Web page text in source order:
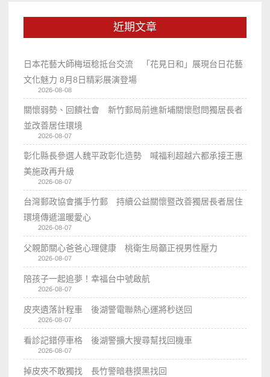
近期文章
日本花藝大師梅垣稔抵台交流 「花見日和」展現台日花藝
文化魅力 8月8日精彩展演登場
2026-08-08
關懷弱勢、回饋社會 新竹郵局前進新埔關懷慰問獨居長者
並改善居住環境
2026-08-07
彰化縣長參選人魏平政彰化造勢 喊福利超越六都承接王惠
美施政再升級
2026-08-07
台灣郵政協會攜手竹郵 持續公益關懷暨改善獨居長者居住
環境傳遞溫暖愛心
2026-08-07
父親節關心爸爸心理健康 桃衛生局籲正視男性壓力
2026-08-07
陪孩子一起追夢！幸福台中號啟航
2026-08-07
皮夾遺落計程車 後湖警電聯熱心運將秒送回
2026-08-07
看診記錯停車格 後湖警擴大搜尋幫找回機車
2026-08-07
掉皮夾不敢獨找 長竹警暗巷摸黑找回